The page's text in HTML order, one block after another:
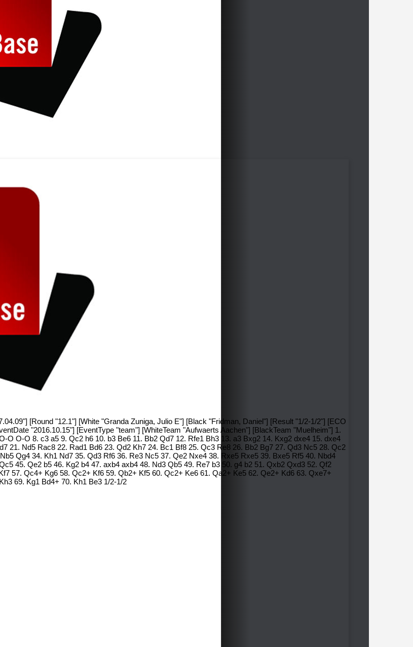
[Round "12.1"] [White "Granda Zuniga, Julio E"] [Black "Fridman, Daniel"] [Result "1/2-1/2"] [ECO
"2016.10.15"] [EventType "team"] [WhiteTeam "Aufwaerts Aachen"] [BlackTeam "Muelheim"] 1.
O O-O 8. c3 a5 9. Qc2 h6 10. b3 Be6 11. Bb2 Qd7 12. Rfe1 Bh3 13. a3 Bxg2 14. Kxg2 dxe4 15. dxe4
21. Nd5 Rac8 22. Rad1 Bd6 23. Qd2 Kh7 24. Bc1 Bf8 25. Qc3 Re8 26. Bb2 Bg7 27. Qd3 Nc5 28. Qc2
Qg4 34. Kh1 Nd7 35. Qd3 Rf6 36. Re3 Nc5 37. Qe2 Nxe4 38. Rxe5 Rxe5 39. Bxe5 Rf5 40. Nbd4
45. Qe2 b5 46. Kg2 b4 47. axb4 axb4 48. Nd3 Qb5 49. Re7 b3 50. g4 b2 51. Qxb2 Qxd3 52. Qf2
57. Qc4+ Kg6 58. Qc2+ Kf6 59. Qb2+ Kf5 60. Qc2+ Ke6 61. Qa2+ Ke5 62. Qe2+ Kd6 63. Qxe7+
69. Kg1 Bd4+ 70. Kh1 Be3 1/2-1/2